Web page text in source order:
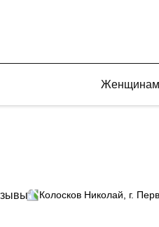
Женщинам
Колосков Николай, г.